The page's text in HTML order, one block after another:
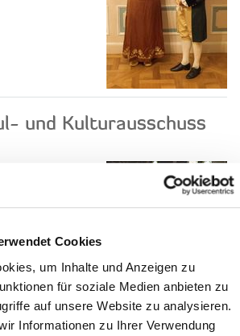
Cookies
um Inhalte und Anzeigen zu
für soziale Medien anbieten zu
auf unsere Website zu analysieren.
Informationen zu Ihrer Verwendung
und Kulturausschuss
tagt am
für Soziales,